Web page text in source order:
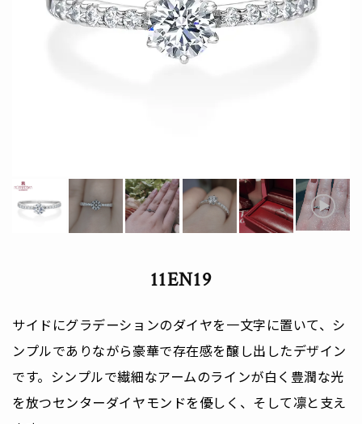
動
画
プ
ー
11EN19
サイドにグラデーションのダイヤを一文字に置いて、シ
ンプルでありながら豪華で存在感を醸し出したデザイン
です。シンプルで繊細なアームのラインが白く豊潤な光
を放つセンターダイヤモンドを優しく、そして凛と支え